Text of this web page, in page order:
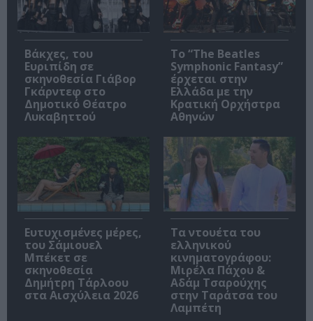
Βάκχες, του
Ευριπίδη σε
σκηνοθεσία Γιάβορ
Γκάρντεφ στο
Δημοτικό Θέατρο
Λυκαβηττού
Το “The Beatles
Symphonic Fantasy”
έρχεται στην
Ελλάδα με την
Κρατική Ορχήστρα
Αθηνών
Ευτυχισμένες μέρες,
του Σάμιουελ
Μπέκετ σε
σκηνοθεσία
Δημήτρη Τάρλοου
στα Αισχύλεια 2026
Τα ντουέτα του
ελληνικού
κινηματογράφου:
Μιρέλα Πάχου &
Αδάμ Τσαρούχης
στην Ταράτσα του
Λαμπέτη